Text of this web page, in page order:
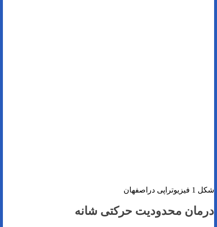
شکل 1 فیزیوتراپی دراصفهان
درمان محدودیت حرکتی شانه